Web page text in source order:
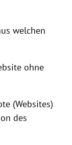
welchen
ohne
(Websites)
des